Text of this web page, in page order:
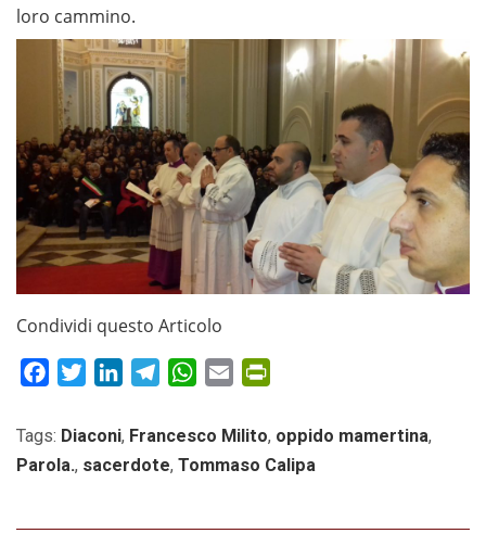
loro cammino.
Condividi questo Articolo
FacebookTwitterLinkedInTelegramWhatsApp
Email
Tags: Diaconi, Francesco Milito, oppido mamertina,
Parola., sacerdote, Tommaso Calipa